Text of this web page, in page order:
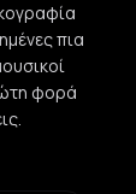
πια
φορά